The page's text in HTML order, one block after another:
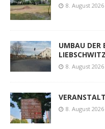
8. August 2026
UMBAU DER
LIEBSCHWITZ
8. August 2026
8. August 2026